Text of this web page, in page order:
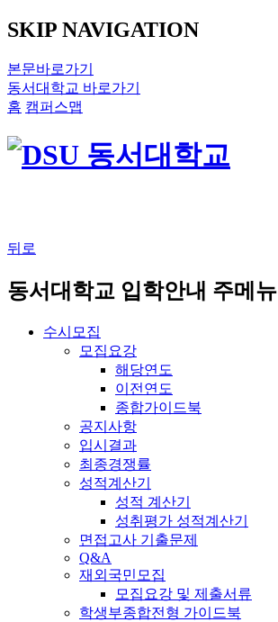
SKIP NAVIGATION
본문바로가기
동서대학교 바로가기
홈 캠퍼스맵
뒤로
동서대학교 입학안내 주메뉴
수시모집
모집요강
해당연도
이전연도
종합가이드북
공지사항
입시결과
최종경쟁률
성적계산기
성적 계산기
성취평가 성적계산기
면접고사 기출문제
Q&A
재외국민모집
모집요강 및 제출서류
학생부종합전형 가이드북